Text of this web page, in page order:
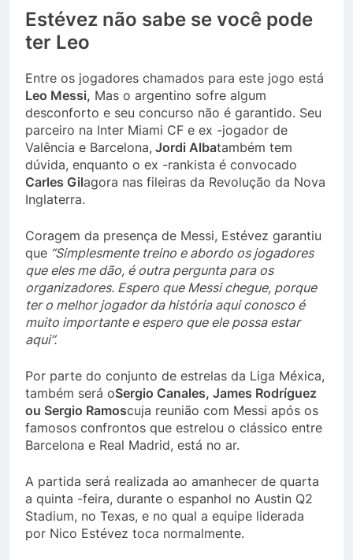
Estévez não sabe se você pode
ter Leo
Entre os jogadores chamados para este jogo está
Leo Messi, Mas o argentino sofre algum
desconforto e seu concurso não é garantido. Seu
parceiro na Inter Miami CF e ex -jogador de
Valência e Barcelona, Jordi Albatambém tem
dúvida, enquanto o ex -rankista é convocado
Carles Gilagora nas fileiras da Revolução da Nova
Inglaterra.
Coragem da presença de Messi, Estévez garantiu
que “Simplesmente treino e abordo os jogadores
que eles me dão, é outra pergunta para os
organizadores. Espero que Messi chegue, porque
ter o melhor jogador da história aqui conosco é
muito importante e espero que ele possa estar
aqui”.
Por parte do conjunto de estrelas da Liga Méxica,
também será oSergio Canales, James Rodríguez
ou Sergio Ramoscuja reunião com Messi após os
famosos confrontos que estrelou o clássico entre
Barcelona e Real Madrid, está no ar.
A partida será realizada ao amanhecer de quarta
a quinta -feira, durante o espanhol no Austin Q2
Stadium, no Texas, e no qual a equipe liderada
por Nico Estévez toca normalmente.